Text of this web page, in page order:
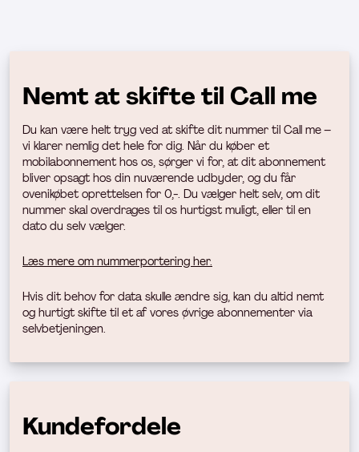
Nemt at skifte til Call me
Du kan være helt tryg ved at skifte dit nummer til Call me –
vi klarer nemlig det hele for dig. Når du køber et
mobilabonnement hos os, sørger vi for, at dit abonnement
bliver opsagt hos din nuværende udbyder, og du får
ovenikøbet oprettelsen for 0,-. Du vælger helt selv, om dit
nummer skal overdrages til os hurtigst muligt, eller til en
dato du selv vælger.
Læs mere om nummerportering her.
Hvis dit behov for data skulle ændre sig, kan du altid nemt
og hurtigt skifte til et af vores øvrige abonnementer via
selvbetjeningen.
Kundefordele